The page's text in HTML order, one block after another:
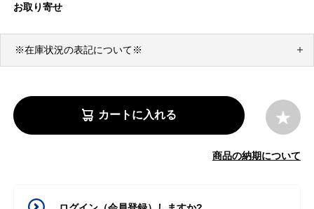
お取り寄せ
※在庫状況の表記について※
カートに入れる
商品の納期について